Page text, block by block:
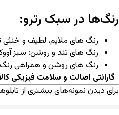
رنگ‌ها در سبک رترو:
رنگ های ملایم، لطیف و
رنگ های تند و روشن: سبز
رنگ های روشن و همراهی
گارانتی اصالت و سلامت فیزیکی
برای دیدن نمونه‌های بیشتری از